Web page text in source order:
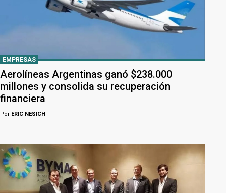
EMPRESAS
Aerolíneas Argentinas ganó $238.000
millones y consolida su recuperación
financiera
Por ERIC NESICH